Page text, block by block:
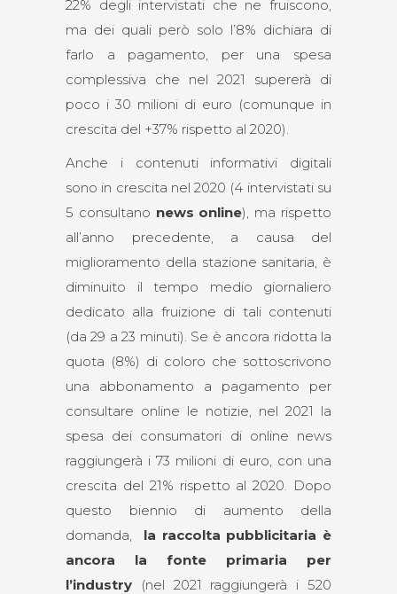
22% degli intervistati che ne fruiscono,
ma dei quali però solo l’8% dichiara di
farlo a pagamento, per una spesa
complessiva che nel 2021 supererà di
poco i 30 milioni di euro (comunque in
crescita del +37% rispetto al 2020).
Anche i contenuti informativi digitali
sono in crescita nel 2020 (4 intervistati su
5 consultano news online), ma rispetto
all’anno precedente, a causa del
miglioramento della stazione sanitaria, è
diminuito il tempo medio giornaliero
dedicato alla fruizione di tali contenuti
(da 29 a 23 minuti). Se è ancora ridotta la
quota (8%) di coloro che sottoscrivono
una abbonamento a pagamento per
consultare online le notizie, nel 2021 la
spesa dei consumatori di online news
raggiungerà i 73 milioni di euro, con una
crescita del 21% rispetto al 2020. Dopo
questo biennio di aumento della
domanda,
la raccolta pubblicitaria è
ancora la fonte primaria per
l’industry (nel 2021 raggiungerà i 520